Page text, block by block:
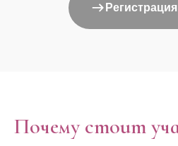
Почему стоит